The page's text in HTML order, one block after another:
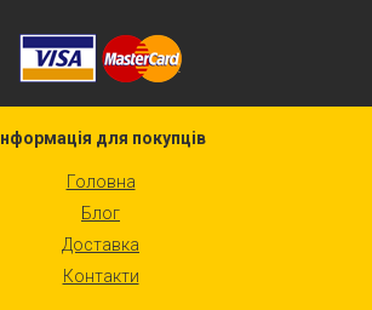
Інформація для покупців
Головна
Блог
Доставка
Контакти